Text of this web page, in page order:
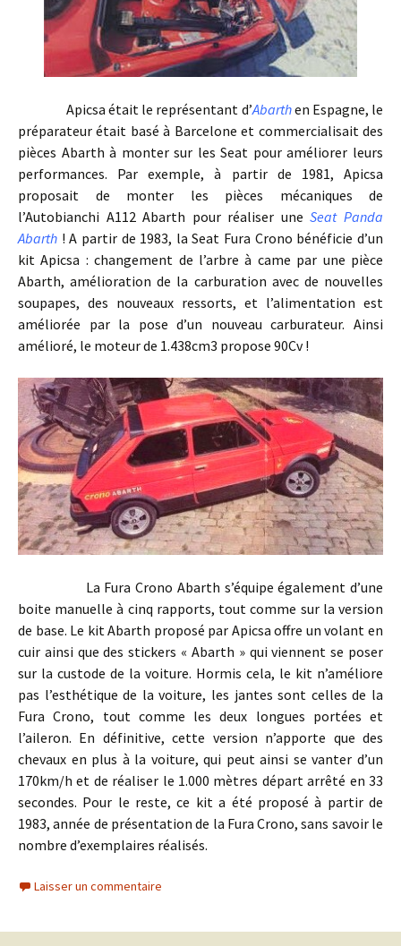
Apicsa était le représentant d’Abarthen Espagne, le
préparateur était basé à Barcelone et commercialisait des
pièces Abarth à monter sur les Seat pour améliorer leurs
performances. Par exemple, à partir de 1981, Apicsa
proposait de monter les pièces mécaniques de
l’Autobianchi A112 Abarth pour réaliser uneSeat Panda
Abarth ! A partir de 1983, la Seat Fura Crono bénéficie d’un
kit Apicsa : changement de l’arbre à came par une pièce
Abarth, amélioration de la carburation avec de nouvelles
soupapes, des nouveaux ressorts, et l’alimentation est
améliorée par la pose d’un nouveau carburateur. Ainsi
amélioré, le moteur de 1.438cm3 propose 90Cv !
La Fura Crono Abarth s’équipe également d’une
boite manuelle à cinq rapports, tout comme sur la version
de base. Le kit Abarth proposé par Apicsa offre un volant en
cuir ainsi que des stickers « Abarth » qui viennent se poser
sur la custode de la voiture. Hormis cela, le kit n’améliore
pas l’esthétique de la voiture, les jantes sont celles de la
Fura Crono, tout comme les deux longues portées et
l’aileron. En définitive, cette version n’apporte que des
chevaux en plus à la voiture, qui peut ainsi se vanter d’un
170km/h et de réaliser le 1.000 mètres départ arrêté en 33
secondes. Pour le reste, ce kit a été proposé à partir de
1983, année de présentation de la Fura Crono, sans savoir le
nombre d’exemplaires réalisés.
Laisser un commentaire